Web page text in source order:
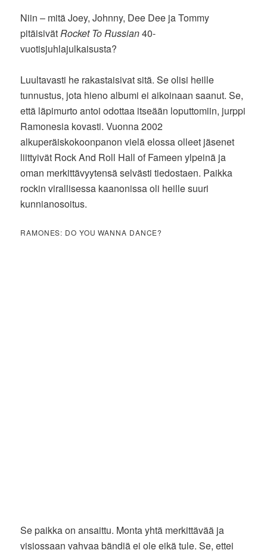
Niin – mitä Joey, Johnny, Dee Dee ja Tommy
pitäisivätRocket To Russian40-
vuotisjuhlajulkaisusta?
Luultavasti he rakastaisivat sitä. Se olisi heille
tunnustus, jota hieno albumi ei aikoinaan saanut. Se,
että läpimurto antoi odottaa itseään loputtomiin, jurppi
Ramonesia kovasti. Vuonna 2002
alkuperäiskokoonpanon vielä elossa olleet jäsenet
liittyivät Rock And Roll Hall of Fameen ylpeinä ja
oman merkittävyytensä selvästi tiedostaen. Paikka
rockin virallisessa kaanonissa oli heille suuri
kunnianosoitus.
RAMONES: DO YOU WANNA DANCE?
Se paikka on ansaittu. Monta yhtä merkittävää ja
visiossaan vahvaa bändiä ei ole eikä tule. Se, ettei